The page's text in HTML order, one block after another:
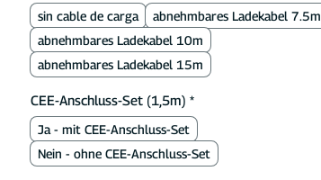
sin cable de carga
abnehmbares Ladekabel 7.5m
abnehmbares Ladekabel 10m
abnehmbares Ladekabel 15m
CEE-Anschluss-Set (1,5m) *
Ja - mit CEE-Anschluss-Set
Nein - ohne CEE-Anschluss-Set